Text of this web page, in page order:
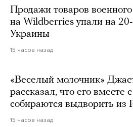
Продажи товаров
на Wildberries упали на 20-
Украины
15 часов назад
«Веселый молочник»
рассказал, что его вместе
собираются выдворить из
15 часов назад